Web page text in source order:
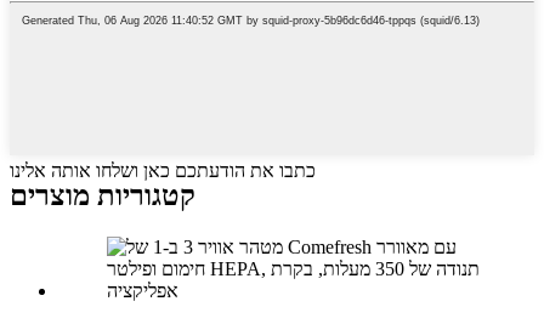
כתבו את הודעתכם כאן ושלחו אותה אלינו
קטגוריות מוצרים